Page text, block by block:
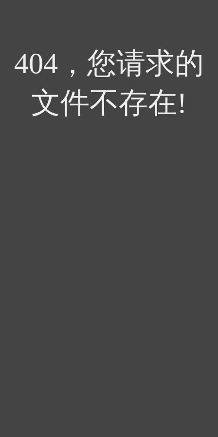
404，您请求的
文件不存在!